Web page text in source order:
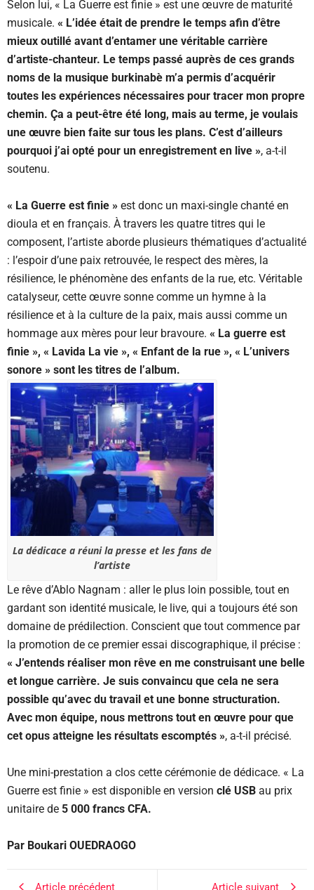
Selon lui, « La Guerre est finie » est une œuvre de maturité
musicale. « L’idée était de prendre le temps afin d’être
mieux outillé avant d’entamer une véritable carrière
d’artiste-chanteur. Le temps passé auprès de ces grands
noms de la musique burkinabè m’a permis d’acquérir
toutes les expériences nécessaires pour tracer mon propre
chemin. Ça a peut-être été long, mais au terme, je voulais
une œuvre bien faite sur tous les plans. C’est d’ailleurs
pourquoi j’ai opté pour un enregistrement en live », a-t-il
soutenu.
« La Guerre est finie » est donc un maxi-single chanté en
dioula et en français. À travers les quatre titres qui le
composent, l’artiste aborde plusieurs thématiques d’actualité
: l’espoir d’une paix retrouvée, le respect des mères, la
résilience, le phénomène des enfants de la rue, etc. Véritable
catalyseur, cette œuvre sonne comme un hymne à la
résilience et à la culture de la paix, mais aussi comme un
hommage aux mères pour leur bravoure. « La guerre est
finie », « Lavida La vie », « Enfant de la rue », « L’univers
sonore » sont les titres de l’album.
La dédicace a réuni la presse et les fans de
l’artiste
Le rêve d’Ablo Nagnam : aller le plus loin possible, tout en
gardant son identité musicale, le live, qui a toujours été son
domaine de prédilection. Conscient que tout commence par
la promotion de ce premier essai discographique, il précise :
« J’entends réaliser mon rêve en me construisant une belle
et longue carrière. Je suis convaincu que cela ne sera
possible qu’avec du travail et une bonne structuration.
Avec mon équipe, nous mettrons tout en œuvre pour que
cet opus atteigne les résultats escomptés », a-t-il précisé.
Une mini-prestation a clos cette cérémonie de dédicace. « La
Guerre est finie » est disponible en version clé USB au prix
unitaire de 5 000 francs CFA.
Par Boukari OUEDRAOGO
Article précédent Article suivant